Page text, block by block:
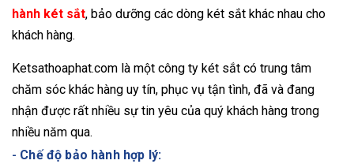
hành két sắt, bảo dưỡng các dòng két sắt khác nhau cho
khách hàng.
Ketsathoaphat.com là một công ty két sắt có trung tâm
chăm sóc khác hàng uy tín, phục vụ tận tình, đã và đang
nhận được rất nhiều sự tin yêu của quý khách hàng trong
nhiều năm qua.
- Chế độ bảo hành hợp lý: